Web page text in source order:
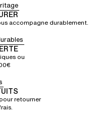
accompagne durablement.
ou
retourner